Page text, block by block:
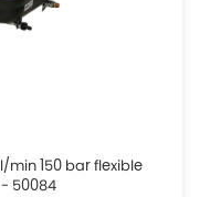
min 150 bar flexible
- 50084